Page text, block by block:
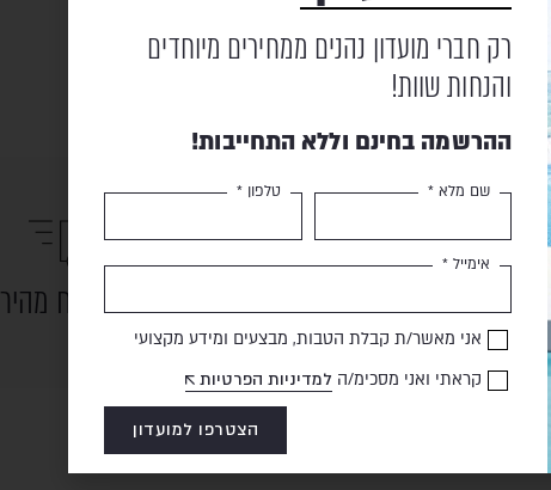
תשלום מאובטח משלוח מהיר
רק חברי מועדון נהנים ממחירים מיוחדים
והנחות שוות!
ההרשמה בחינם וללא התחייבות!
שם מלא * טלפון *
אימייל *
אני מאשר/ת קבלת הטבות, מבצעים ומידע מקצועי
קראתי ואני מסכימ/ה למדיניות הפרטיות
הצטרפו למועדון